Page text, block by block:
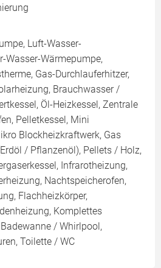
Luft-Wasser-
Wasser-Wärmepumpe,
Gas-Durchlauferhitzer,
Brauchwasser /
Öl-Heizkessel, Zentrale
Pelletkessel, Mini
Blockheizkraftwerk, Gas
/ Pflanzenöl), Pellets / Holz,
Infrarotheizung,
Nachtspeicherofen,
Flachheizkörper,
Komplettes
/ Whirlpool,
Toilette / WC